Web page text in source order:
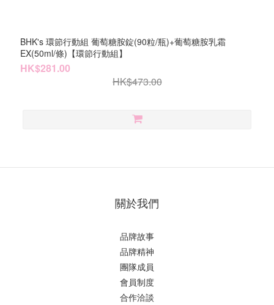
BHK's 環節行動組 葡萄糖胺錠(90粒/瓶)+葡萄糖胺乳霜
EX(50ml/條)【環節行動組】
HK$281.00
HK$473.00
關於我們
品牌故事
品牌精神
團隊成員
會員制度
合作洽談